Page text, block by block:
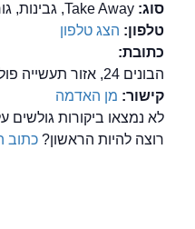
סוג:Take Away, גבינות, גורמה, מעדניה
טלפון: הצג טלפון
כתובת:
הבונים 24, אזור תעשייה פולג(ספיר), נתניה
קישור: מן האדמה
לא נמצאו ביקורות
רוצה להיות הראשון?כתוב